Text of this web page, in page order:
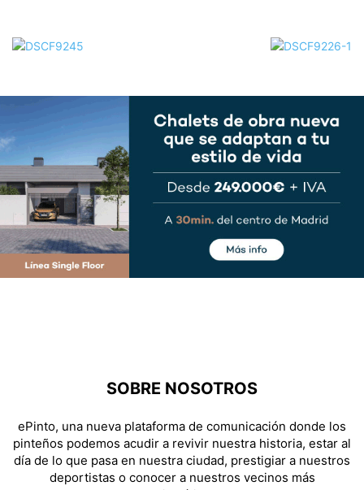
SOBRE NOSOTROS
ePinto, una nueva plataforma de comunicación donde los
pinteños podemos acudir a revivir nuestra historia, estar al
día de lo que pasa en nuestra ciudad, prestigiar a nuestros
deportistas o conocer a nuestros vecinos más